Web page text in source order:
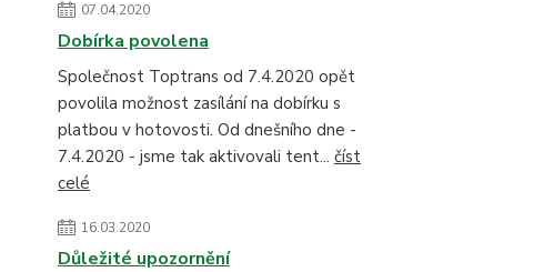
07.04.2020
Dobírka povolena
Společnost Toptrans od 7.4.2020 opět
povolila možnost zasílání na dobírku s
platbou v hotovosti. Od dnešního dne -
7.4.2020 - jsme tak aktivovali tent... číst
celé
16.03.2020
Důležité upozornění